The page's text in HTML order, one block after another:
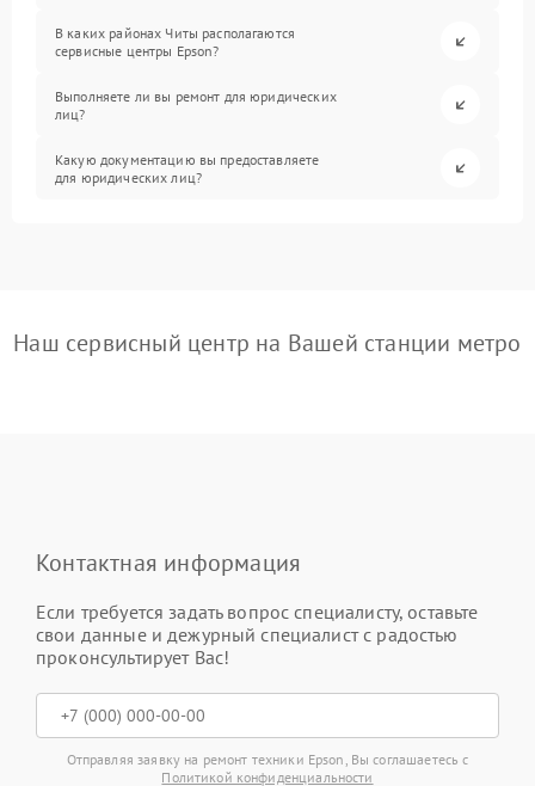
В каких районах Читы располагаются
сервисные центры Epson?
Выполняете ли вы ремонт для юридических
лиц?
Какую документацию вы предоставляете
для юридических лиц?
Наш сервисный центр на Вашей станции метро
Контактная информация
Если требуется задать вопрос специалисту, оставьте
свои данные и дежурный специалист с радостью
проконсультирует Вас!
Отправляя заявку на ремонт техники Epson, Вы соглашаетесь с
Политикой конфиденциальности